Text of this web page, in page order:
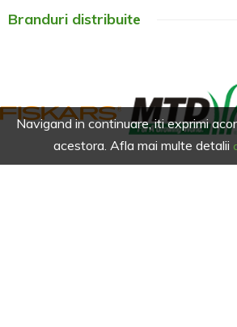
Branduri distribuite
Navigand in continuare, iti exprimi
acestora. Afla mai multe detalii